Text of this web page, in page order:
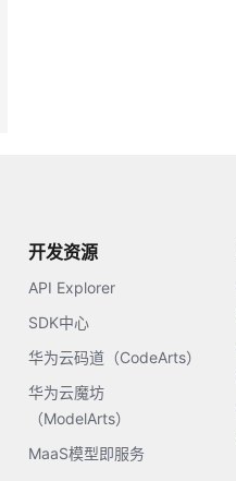
开发资源
API Explorer
SDK中心
华为云码道（CodeArts）
华为云魔坊
（ModelArts）
MaaS模型即服务